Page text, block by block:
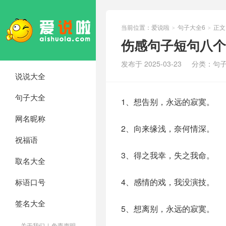
说说大全
句子大全
网名昵称
祝福语
取名大全
标语口号
签名大全
当前位置： 爱说啦 > 句子大全6 > 正文
伤感句子短句八
发布于 2025-03-23 分类： 句
1、想告别，永远的寂寞。
2、向来缘浅，奈何情深。
3、得之我幸，失之我命。
4、感情的戏，我没演技。
5、想离别，永远的寂寞。